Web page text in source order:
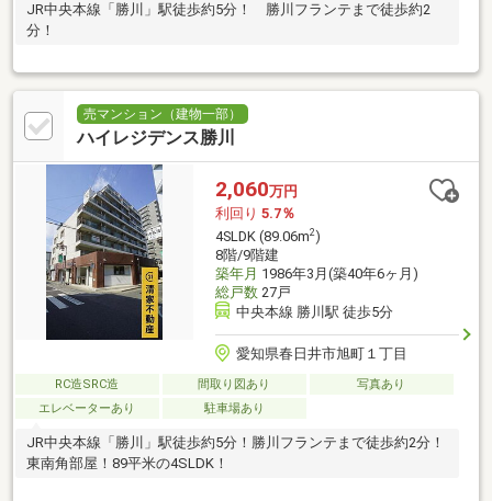
JR中央本線「勝川」駅徒歩約5分！ 勝川フランテまで徒歩約2
分！
売マンション（建物一部）
ハイレジデンス勝川
2,060万円
利回り 5.7％
4SLDK (89.06m2)
8階/9階建
築年月 1986年3月(築40年6ヶ月)
総戸数27戸
中央本線 勝川駅 徒歩5分
愛知県春日井市旭町１丁目
RC造SRC造 間取り図あり
写真あり
エレベーターあり
駐車場あり
JR中央本線「勝川」駅徒歩約5分！勝川フランテまで徒歩約2分！
東南角部屋！89平米の4SLDK！